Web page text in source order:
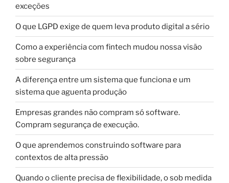
exceções
O que LGPD exige de quem leva produto digital a sério
Como a experiência com fintech mudou nossa visão
sobre segurança
A diferença entre um sistema que funciona e um
sistema que aguenta produção
Empresas grandes não compram só software.
Compram segurança de execução.
O que aprendemos construindo software para
contextos de alta pressão
Quando o cliente precisa de flexibilidade, o sob medida